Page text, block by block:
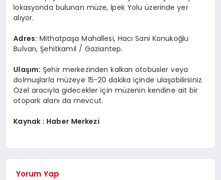
lokasyonda bulunan müze, İpek Yolu üzerinde yer
alıyor.
Adres: Mithatpaşa Mahallesi, Hacı Sani Konukoğlu
Bulvarı, Şehitkamil / Gaziantep.
Ulaşım: Şehir merkezinden kalkan otobüsler veya
dolmuşlarla müzeye 15-20 dakika içinde ulaşabilirsiniz.
Özel aracıyla gidecekler için müzenin kendine ait bir
otopark alanı da mevcut.
Kaynak : Haber Merkezi
Yorum Yap